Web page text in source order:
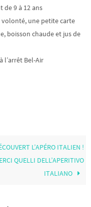
de 9 à 12 ans
une petite carte
boisson chaude et jus de
l’arrêt Bel-Air
L’APÉRO ITALIEN !
QUELLI DELL’APERITIVO
ITALIANO